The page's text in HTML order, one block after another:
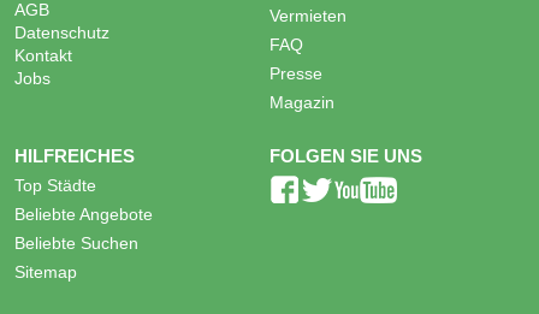
AGB
Datenschutz
Kontakt
Jobs
Vermieten
FAQ
Presse
Magazin
HILFREICHES
Top Städte
Beliebte Angebote
Beliebte Suchen
Sitemap
FOLGEN SIE UNS